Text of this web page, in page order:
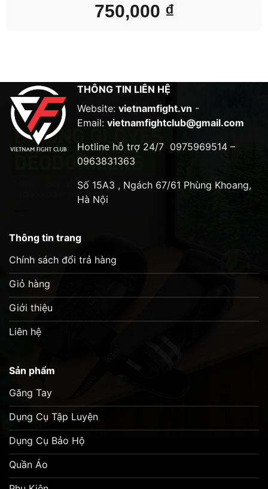
750,000 ₫
THÔNG TIN LIÊN HỆ
Website: vietnamfight.vn -
Email: vietnamfightclub@gmail.com
Hotline hỗ trợ 24/7 0975969514 –
0963831363
Số 15A3 , Ngách 67/61 Phùng Khoang,
Hà Nội
Thông tin trang
Chính sách đổi trả hàng
Giỏ hàng
Giới thiệu
Liên hệ
Sản phẩm
Găng Tay
Dụng Cụ Tập Luyện
Dụng Cụ Bảo Hộ
Quần Áo